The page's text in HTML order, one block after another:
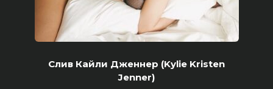
Слив Кайли Дженнер (Kylie Kristen
Jenner)